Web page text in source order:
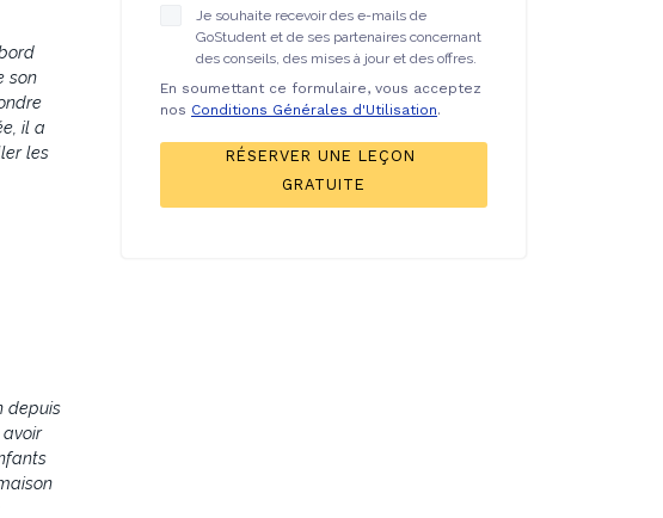
son
il a
les
depuis
Je souhaite recevoir des e-mails de
GoStudent et de ses partenaires concernant
des conseils, des mises à jour et des offres.
En soumettant ce formulaire, vous acceptez
nos Conditions Générales d'Utilisation.